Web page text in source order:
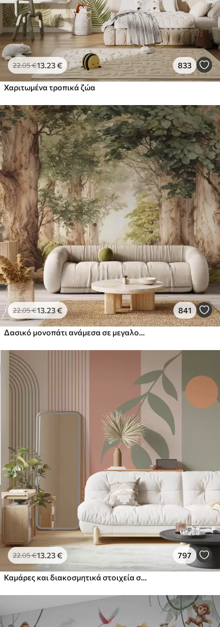
22.05€13 .23€ 833
Χαριτωμένα τροπικά ζώα
22.05€13 .23€ 841
22.05€13 .23€ 797